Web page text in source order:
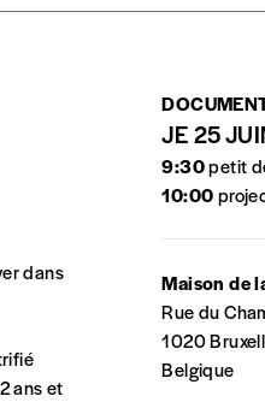
le numéro de la commande
Ce paiement n’est pas
dans
ans et
JE 25
9:30petit
10:00
Maison de
Rue du
1020
Belgique